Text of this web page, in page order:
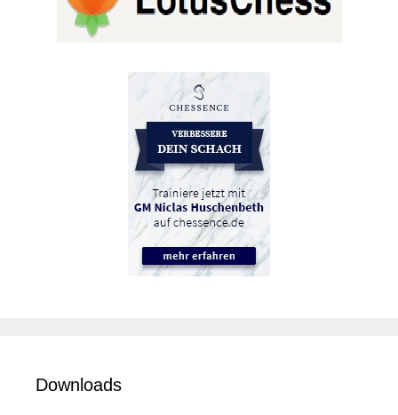
Downloads